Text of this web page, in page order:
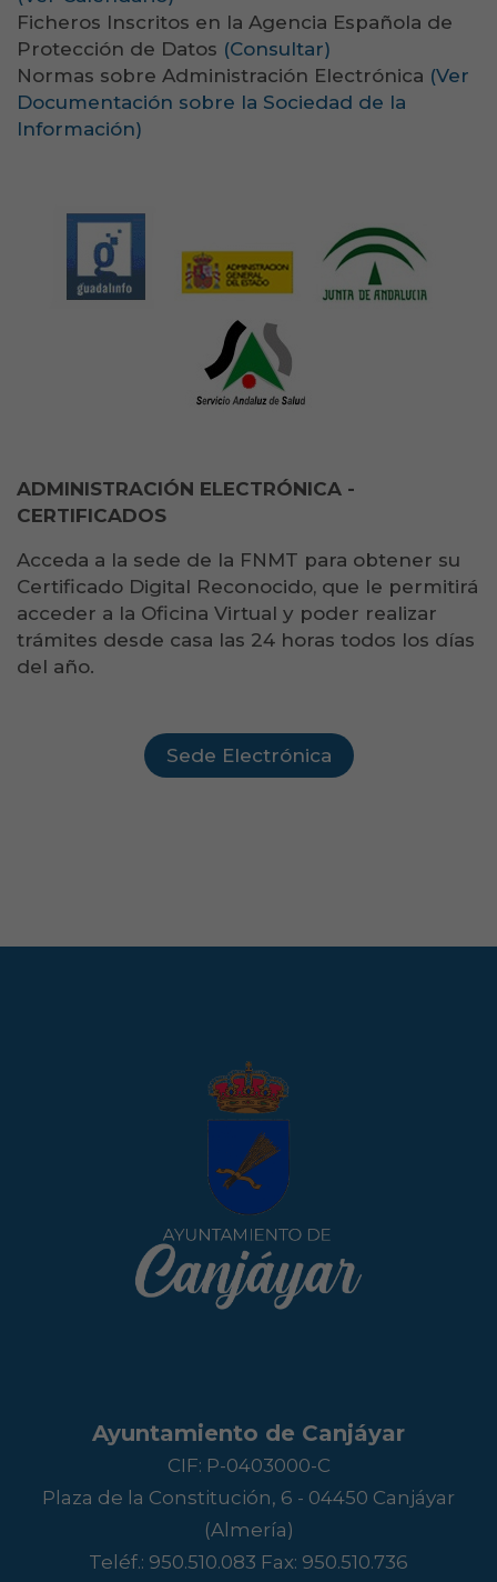
Ficheros Inscritos en la Agencia Española de
Protección de Datos (Consultar)
Normas sobre Administración Electrónica (Ver
Documentación sobre la Sociedad de la
Información)
ADMINISTRACIÓN ELECTRÓNICA -
CERTIFICADOS
Acceda a la sede de la FNMT para obtener su
Certificado Digital Reconocido, que le permitirá
acceder a la Oficina Virtual y poder realizar
trámites desde casa las 24 horas todos los días
del año.
Sede Electrónica
Ayuntamiento de Canjáyar
CIF: P-0403000-C
Plaza de la Constitución, 6 - 04450 Canjáyar
(Almería)
Teléf.: 950.510.083 Fax: 950.510.736